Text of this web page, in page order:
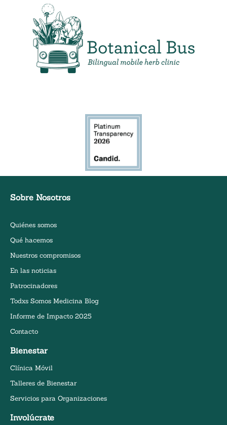
Sobre Nosotros
Quiénes somos
Qué hacemos
Nuestros compromisos
En las noticias
Patrocinadores
Todxs Somos Medicina Blog
Informe de Impacto 2025
Contacto
Bienestar
Clínica Móvil
Talleres de Bienestar
Servicios para Organizaciones
Involúcrate